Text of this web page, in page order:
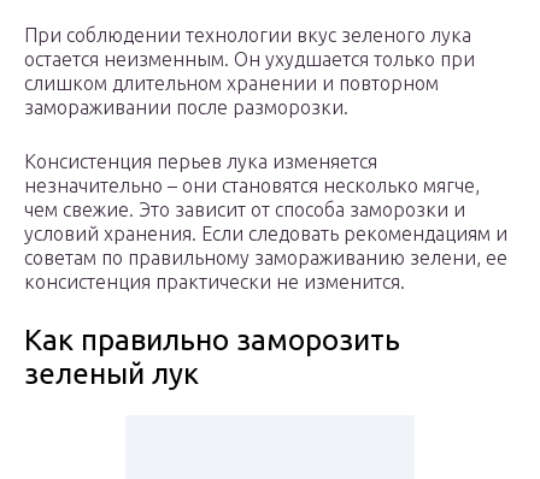
При соблюдении технологии вкус зеленого лука
остается неизменным. Он ухудшается только при
слишком длительном хранении и повторном
замораживании после разморозки.
Консистенция перьев лука изменяется
незначительно – они становятся несколько мягче,
чем свежие. Это зависит от способа заморозки и
условий хранения. Если следовать рекомендациям и
советам по правильному замораживанию зелени, ее
консистенция практически не изменится.
Как правильно заморозить
зеленый лук